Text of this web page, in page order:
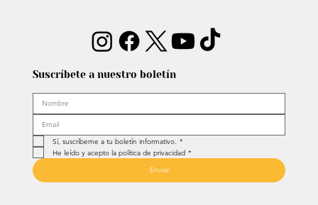
Suscríbete a nuestro boletín
Sí, suscríbeme a tu boletín informativo.